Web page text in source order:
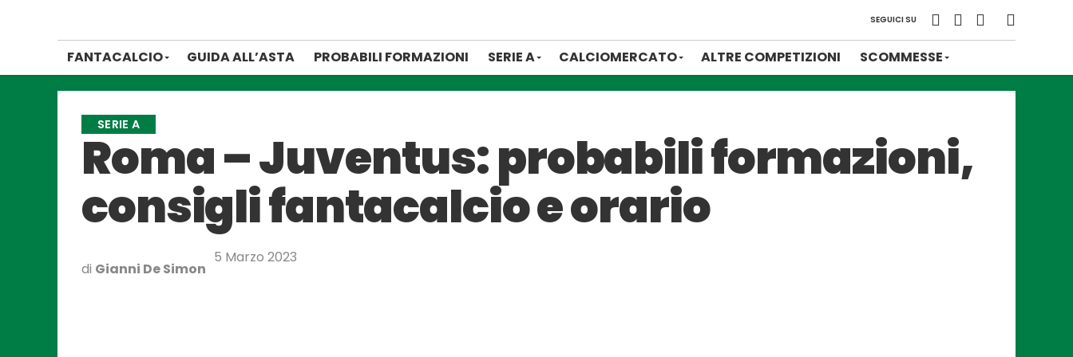
SEGUICI SU
FANTACALCIO GUIDA ALL’ASTA PROBABILI FORMAZIONI SERIE A CALCIOMERCATO ALTRE COMPETIZIONI SCOMMESSE
SERIE A
Roma – Juventus: probabili formazioni,
consigli fantacalcio e orario
di Gianni De Simon
5 Marzo 2023